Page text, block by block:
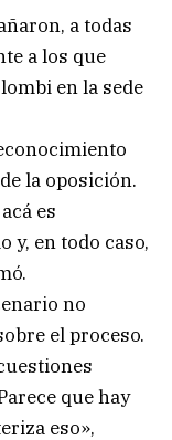
a todas
a los que
en la sede
la oposición.
es
en todo caso,
no
el proceso.
que hay
eso»,